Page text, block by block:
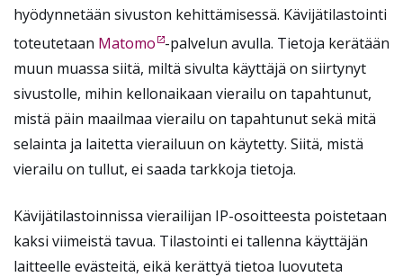
hyödynnetään sivuston kehittämisessä. Kävijätilastointi
toteutetaan Matomo -palvelun avulla. Tietoja kerätään
muun muassa siitä, miltä sivulta käyttäjä on siirtynyt
sivustolle, mihin kellonaikaan vierailu on tapahtunut,
mistä päin maailmaa vierailu on tapahtunut sekä mitä
selainta ja laitetta vierailuun on käytetty. Siitä, mistä
vierailu on tullut, ei saada tarkkoja tietoja.
Kävijätilastoinnissa vierailijan IP-osoitteesta poistetaan
kaksi viimeistä tavua. Tilastointi ei tallenna käyttäjän
laitteelle evästeitä, eikä kerättyä tietoa luovuteta